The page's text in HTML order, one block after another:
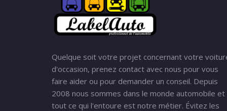
Quelque soit votre projet concernant votre
d'occasion, prenez contact avec nous pour vous
faire aider ou pour demander un conseil. Depuis
2008 nous sommes dans le monde automobile et
tout ce qui l'entoure est notre métier. Évitez les